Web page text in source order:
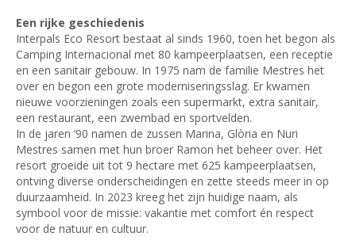
Een rijke geschiedenis
Interpals Eco Resort bestaat al sinds 1960, toen het begon als
Camping Internacional met 80 kampeerplaatsen, een receptie
en een sanitair gebouw. In 1975 nam de familie Mestres het
over en begon een grote moderniseringsslag. Er kwamen
nieuwe voorzieningen zoals een supermarkt, extra sanitair,
een restaurant, een zwembad en sportvelden.
In de jaren ’90 namen de zussen Marina, Glòria en Nuri
Mestres samen met hun broer Ramon het beheer over. Het
resort groeide uit tot 9 hectare met 625 kampeerplaatsen,
ontving diverse onderscheidingen en zette steeds meer in op
duurzaamheid. In 2023 kreeg het zijn huidige naam, als
symbool voor de missie: vakantie met comfort én respect
voor de natuur en cultuur.